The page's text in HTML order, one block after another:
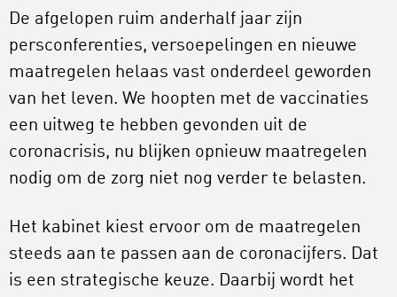
De afgelopen ruim anderhalf jaar zijn
persconferenties, versoepelingen en nieuwe
maatregelen helaas vast onderdeel geworden
van het leven. We hoopten met de vaccinaties
een uitweg te hebben gevonden uit de
coronacrisis, nu blijken opnieuw maatregelen
nodig om de zorg niet nog verder te belasten.
Het kabinet kiest ervoor om de maatregelen
steeds aan te passen aan de coronacijfers. Dat
is een strategische keuze. Daarbij wordt het